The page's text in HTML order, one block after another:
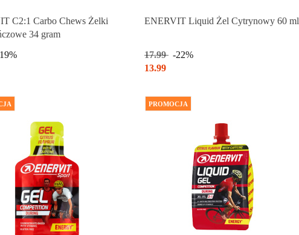
Produkt chwilowo niedostępny
C2:1 Carbo Chews Żelki
34 gram
Produkt chwilowo niedostępny
ENERVIT Liquid Żel Cytrynowy 60 ml
17.99
-22%
13.99
PROMOCJA